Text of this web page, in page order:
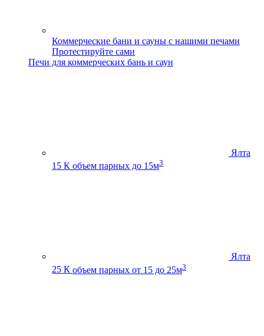
Коммерческие бани и сауны с нашими печами
Протестируйте сами
Печи для коммерческих бань и саун
Ялта
15 К объем парных до 15м3
Ялта
25 К объем парных от 15 до 25м3